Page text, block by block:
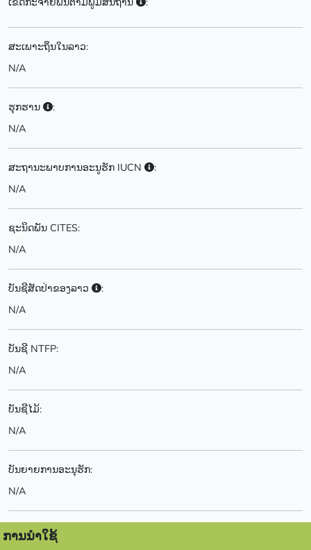
ສະເພາະຖິ່ນໃນລາວ:
N/A
ຮຸກຮານ
:
N/A
ສະຖານະພາບການອະນູຮັກ IUCN
:
N/A
ຊະນິດພັນ CITES:
N/A
ບັນຊີສັດປ່າຂອງລາວ
:
N/A
ບັນຊີ NTFP:
N/A
ບັນຊີໄມ້:
N/A
ບັນຍາຍການອະນຸຮັກ:
N/A
ການນຳໃຊ້